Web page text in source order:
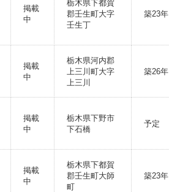
掲載
中
栃木県下都賀
郡壬生町大字
壬生丁
築23年
掲載
中
栃木県河内郡
上三川町大字
上三川
築26年
掲載
中
栃木県下野市
下石橋
予定
掲載
中
栃木県下都賀
郡壬生町大師
町
築23年